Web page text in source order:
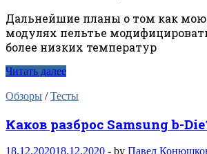
Дальнейшие планы о том как
модулях пельтье
более низких температур
Читать далее
Обзоры /Тесты
Каков разброс Samsung b-
18.12.202018.12.2020 - by Павел